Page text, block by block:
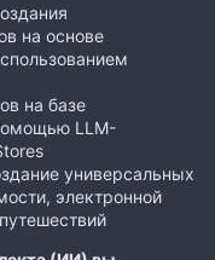
на основе
на базе
LLM-
универсальных
электронной